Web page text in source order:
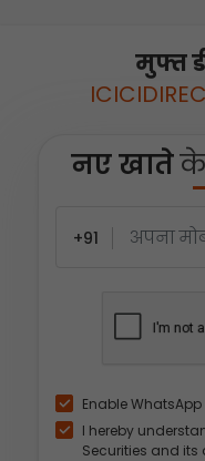
मुफ्त
नए खातेके
+91
Enable
I hereby
Securities and